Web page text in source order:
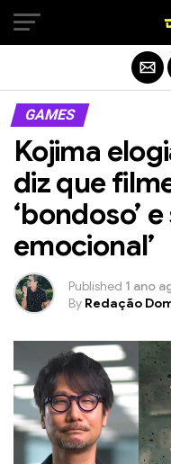
GAMES
Kojima
diz que
‘bondoso’
emocional’
Published 1 ano
By Redação
Sair